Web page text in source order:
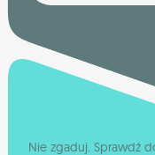
Nie zgaduj. Sprawdź